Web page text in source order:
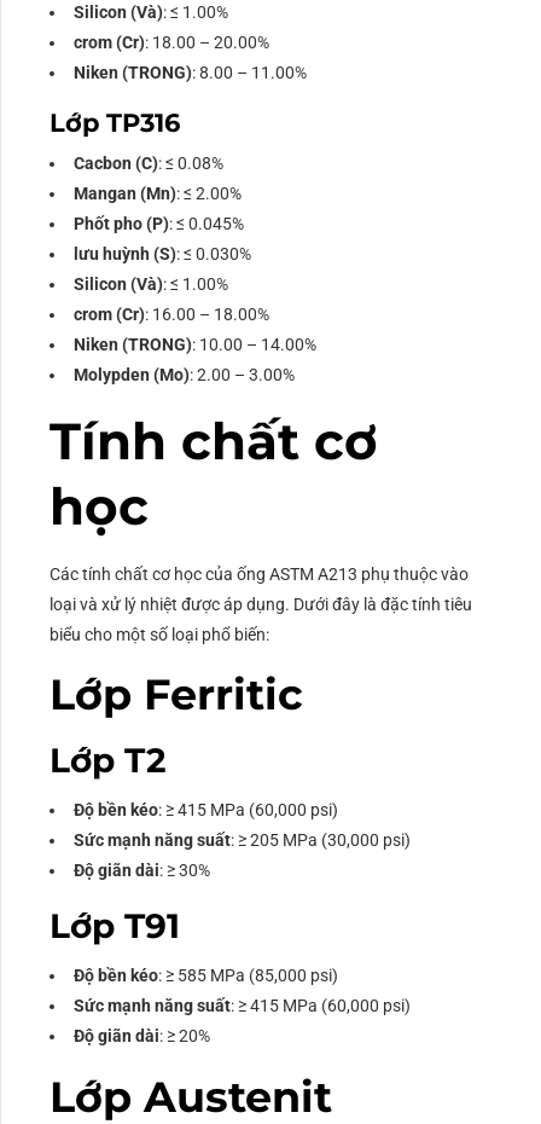
Silicon (Và): ≤ 1.00%
crom (Cr): 18.00 – 20.00%
Niken (TRONG): 8.00 – 11.00%
Lớp TP316
Cacbon (C): ≤ 0.08%
Mangan (Mn): ≤ 2.00%
Phốt pho (P): ≤ 0.045%
lưu huỳnh (S): ≤ 0.030%
Silicon (Và): ≤ 1.00%
crom (Cr): 16.00 – 18.00%
Niken (TRONG): 10.00 – 14.00%
Molypden (Mo): 2.00 – 3.00%
Tính chất cơ
học
Các tính chất cơ học của ống ASTM A213 phụ thuộc vào
loại và xử lý nhiệt được áp dụng. Dưới đây là đặc tính tiêu
biểu cho một số loại phổ biến:
Lớp Ferritic
Lớp T2
Độ bền kéo: ≥ 415 MPa (60,000 psi)
Sức mạnh năng suất: ≥ 205 MPa (30,000 psi)
Độ giãn dài: ≥ 30%
Lớp T91
Độ bền kéo: ≥ 585 MPa (85,000 psi)
Sức mạnh năng suất: ≥ 415 MPa (60,000 psi)
Độ giãn dài: ≥ 20%
Lớp Austenit